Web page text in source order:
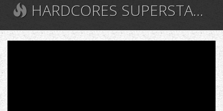
HARDCORES SUPERSTAR - YOU CAN'T KILL MY ROCK & ROLL